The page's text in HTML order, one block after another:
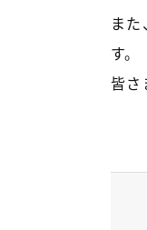
ま
す。
皆さ